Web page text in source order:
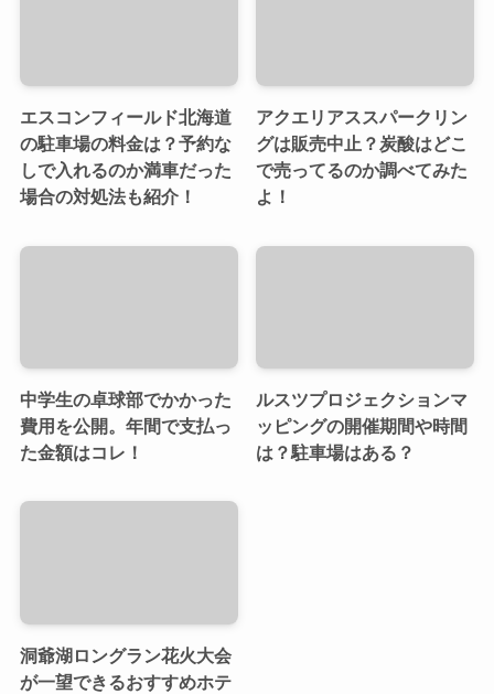
エスコンフィールド北海道
の駐車場の料金は？予約な
しで入れるのか満車だった
場合の対処法も紹介！
アクエリアススパークリン
グは販売中止？炭酸はどこ
で売ってるのか調べてみた
よ！
中学生の卓球部でかかった
費用を公開。年間で支払っ
た金額はコレ！
ルスツプロジェクションマ
ッピングの開催期間や時間
は？駐車場はある？
洞爺湖ロングラン花火大会
が一望できるおすすめホテ